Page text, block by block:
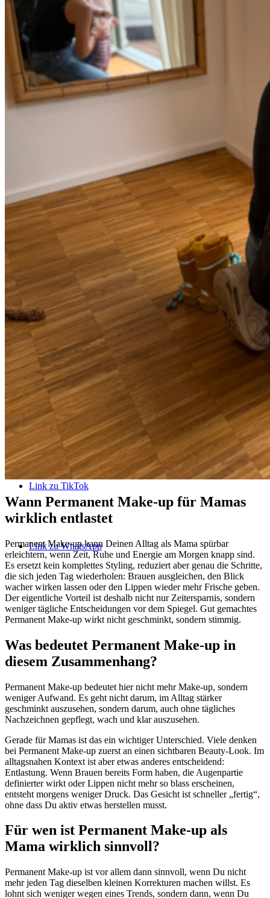
Blog
Suche
Menü Menü
Link zu Instagram
Link zu TikTok
Link zu WhatsApp
Wann Permanent Make-up für Mamas
wirklich entlastet
Permanent Make-up kann Deinen Alltag als Mama spürbar
erleichtern, wenn Zeit, Ruhe und Energie am Morgen knapp sind.
Es ersetzt kein komplettes Styling, reduziert aber genau die Schritte,
die sich jeden Tag wiederholen: Brauen ausgleichen, den Blick
wacher wirken lassen oder den Lippen wieder mehr Frische geben.
Der eigentliche Vorteil ist deshalb nicht nur Zeitersparnis, sondern
weniger tägliche Entscheidungen vor dem Spiegel. Gut gemachtes
Permanent Make-up wirkt nicht geschminkt, sondern stimmig.
Was bedeutet Permanent Make-up in
diesem Zusammenhang?
Permanent Make-up bedeutet hier nicht mehr Make-up, sondern
weniger Aufwand. Es geht nicht darum, im Alltag stärker
geschminkt auszusehen, sondern darum, auch ohne tägliches
Nachzeichnen gepflegt, wach und klar auszusehen.
Gerade für Mamas ist das ein wichtiger Unterschied. Viele denken
bei Permanent Make-up zuerst an einen sichtbaren Beauty-Look. Im
alltagsnahen Kontext ist aber etwas anderes entscheidend:
Entlastung. Wenn Brauen bereits Form haben, die Augenpartie
definierter wirkt oder Lippen nicht mehr so blass erscheinen,
entsteht morgens weniger Druck. Das Gesicht ist schneller „fertig“,
ohne dass Du aktiv etwas herstellen musst.
Für wen ist Permanent Make-up als
Mama wirklich sinnvoll?
Permanent Make-up ist vor allem dann sinnvoll, wenn Du nicht
mehr jeden Tag dieselben kleinen Korrekturen machen willst. Es
lohnt sich weniger wegen eines Trends, sondern dann, wenn Du